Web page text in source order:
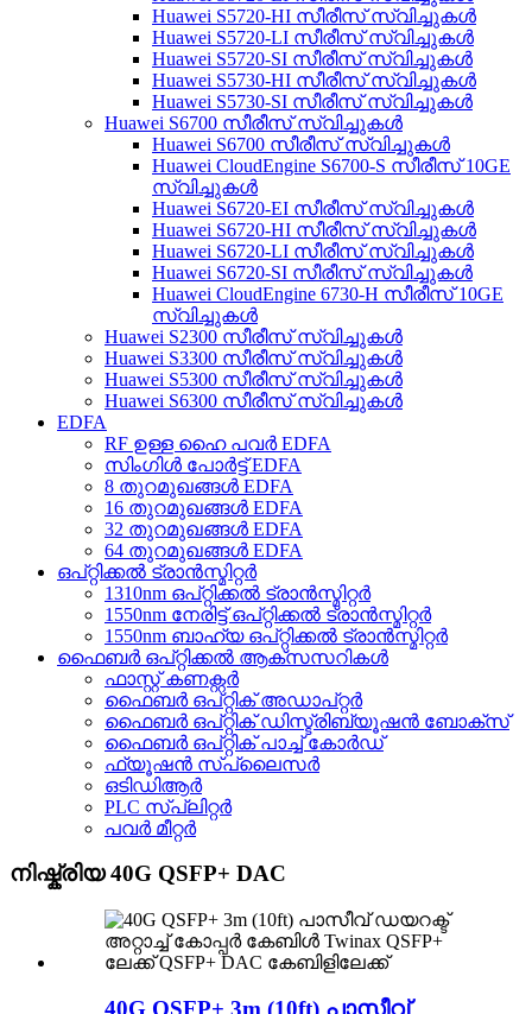
Huawei S5720-HI സീരീസ് സ്വിച്ചുകൾ
Huawei S5720-LI സീരീസ് സ്വിച്ചുകൾ
Huawei S5720-SI സീരീസ് സ്വിച്ചുകൾ
Huawei S5730-HI സീരീസ് സ്വിച്ചുകൾ
Huawei S5730-SI സീരീസ് സ്വിച്ചുകൾ
Huawei S6700 സീരീസ് സ്വിച്ചുകൾ
Huawei S6700 സീരീസ് സ്വിച്ചുകൾ
Huawei CloudEngine S6700-S സീരീസ് 10GE
സ്വിച്ചുകൾ
Huawei S6720-EI സീരീസ് സ്വിച്ചുകൾ
Huawei S6720-HI സീരീസ് സ്വിച്ചുകൾ
Huawei S6720-LI സീരീസ് സ്വിച്ചുകൾ
Huawei S6720-SI സീരീസ് സ്വിച്ചുകൾ
Huawei CloudEngine 6730-H സീരീസ് 10GE
സ്വിച്ചുകൾ
Huawei S2300 സീരീസ് സ്വിച്ചുകൾ
Huawei S3300 സീരീസ് സ്വിച്ചുകൾ
Huawei S5300 സീരീസ് സ്വിച്ചുകൾ
Huawei S6300 സീരീസ് സ്വിച്ചുകൾ
EDFA
RF ഉള്ള ഹൈ പവർ EDFA
സിംഗിൾ പോർട്ട് EDFA
8 തുറമുഖങ്ങൾ EDFA
16 തുറമുഖങ്ങൾ EDFA
32 തുറമുഖങ്ങൾ EDFA
64 തുറമുഖങ്ങൾ EDFA
ഒപ്റ്റിക്കൽ ട്രാൻസ്മിറ്റർ
1310nm ഒപ്റ്റിക്കൽ ട്രാൻസ്മിറ്റർ
1550nm നേരിട്ട് ഒപ്റ്റിക്കൽ ട്രാൻസ്മിറ്റർ
1550nm ബാഹ്യ ഒപ്റ്റിക്കൽ ട്രാൻസ്മിറ്റർ
ഫൈബർ ഒപ്റ്റിക്കൽ ആക്സസറികൾ
ഫാസ്റ്റ് കണക്റ്റർ
ഫൈബർ ഒപ്റ്റിക് അഡാപ്റ്റർ
ഫൈബർ ഒപ്റ്റിക് ഡിസ്ട്രിബ്യൂഷൻ ബോക്സ്
ഫൈബർ ഒപ്റ്റിക് പാച്ച് കോർഡ്
ഫ്യൂഷൻ സ്പ്ലൈസർ
ഒടിഡിആർ
PLC സ്പ്ലിറ്റർ
പവർ മീറ്റർ
നിഷ്ക്രിയ 40G QSFP+ DAC
40G QSFP+ 3m (10ft) പാസീവ്